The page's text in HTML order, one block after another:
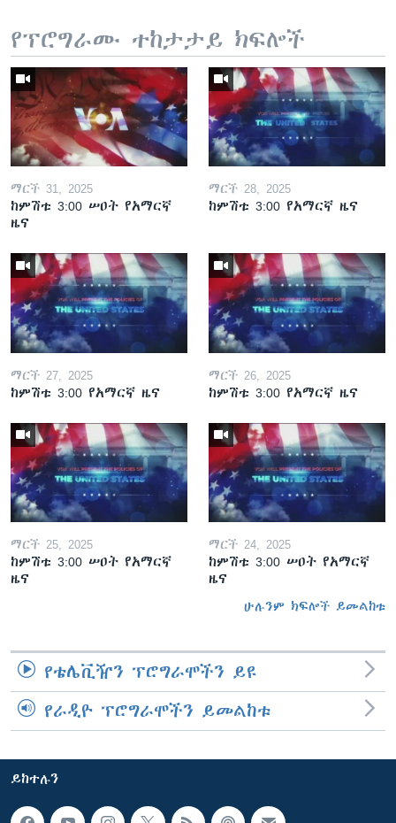
የፕሮግራሙ ተከታታይ ክፍሎች
ማርች 31, 2025
ከምሽቱ 3:00 ሠዐት የአማርኛ
ዜና
ማርች 28, 2025
ከምሽቱ 3:00 የአማርኛ ዜና
ማርች 27, 2025
ከምሽቱ 3:00 የአማርኛ ዜና
ማርች 26, 2025
ከምሽቱ 3:00 የአማርኛ ዜና
ማርች 25, 2025
ከምሽቱ 3:00 ሠዐት የአማርኛ
ዜና
ማርች 24, 2025
ከምሽቱ 3:00 ሠዐት የአማርኛ
ዜና
ሁሉንም ክፍሎች ይመልከቱ
የቴሌቪዥን ፕሮግራሞችን ይዩ
የራዲዮ ፕሮግራሞችን ይመልከቱ
ይከተሉን